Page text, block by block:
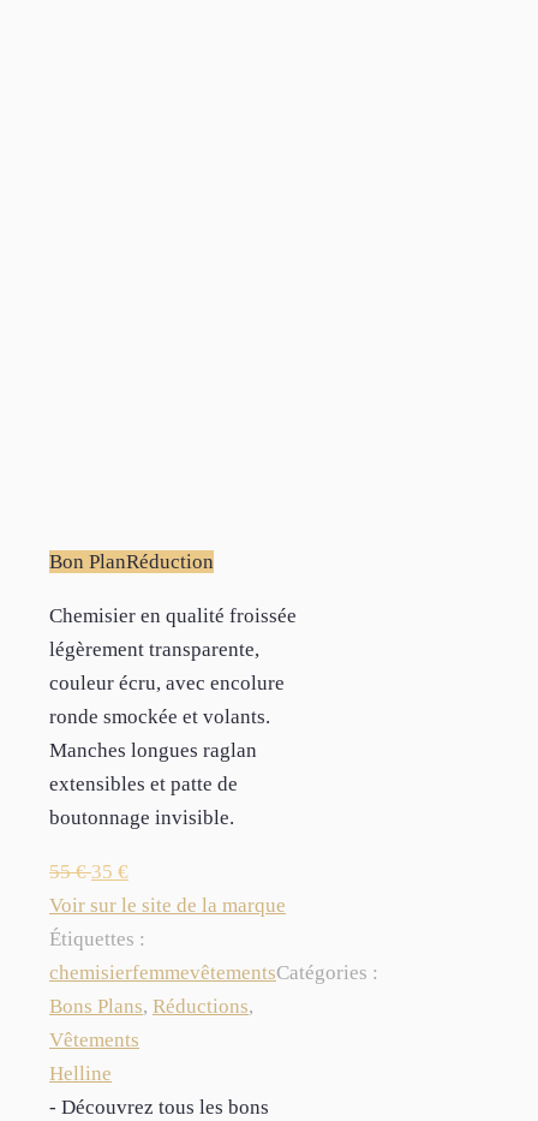
Bon PlanRéduction
Chemisier en qualité froissée
légèrement transparente,
couleur écru, avec encolure
ronde smockée et volants.
Manches longues raglan
extensibles et patte de
boutonnage invisible.
55€ 35 €
Voir sur le site de la marque
Étiquettes :
chemisierfemmevêtementsCatégories :
Bons Plans, Réductions,
Vêtements
Helline
- Découvrez tous les bons